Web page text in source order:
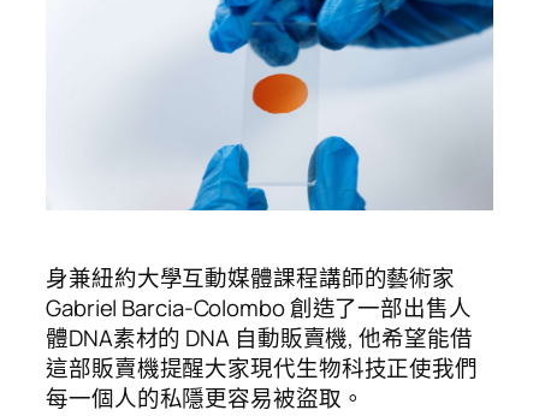
身兼紐約大學互動媒體課程講師的藝術家
Gabriel Barcia-Colombo 創造了一部出售人
體DNA素材的 DNA 自動販賣機, 他希望能借
這部販賣機提醒大家現代生物科技正使我們
每一個人的私隱更容易被盜取。